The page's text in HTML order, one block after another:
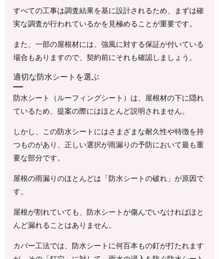
すべての工事は調査結果を基に設計されるため、まずは確
実な調査が行われているかを見極めることが重要です。
また、一部の屋根材には、強風に対する保証が付いている
場合もありますので、契約前にそれも確認しましょう。
適切な防水シートを選ぶ
防水シート（ルーフィングシート）は、屋根材の下に隠れ
ているため、提案の際にはほとんど説明されません。
しかし、この防水シートにはさまざまな耐久性や特徴を持
つものがあり、正しい選択が雨漏りの予防において最も重
要な部分です。
屋根の雨漏りのほとんどは「防水シートの破れ」が原因で
す。
屋根が割れていても、防水シートが傷んでいなければほと
んど漏れることはありません。
カバー工法では、防水シートに何百本もの釘が打たれます